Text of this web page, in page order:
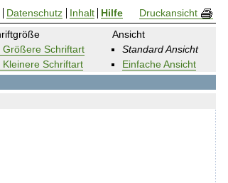
Größere Schriftart
Kleinere Schriftart
Ansicht
Standard Ansicht
Einfache Ansicht
Datenschutz Inhalt Hilfe Druckansicht